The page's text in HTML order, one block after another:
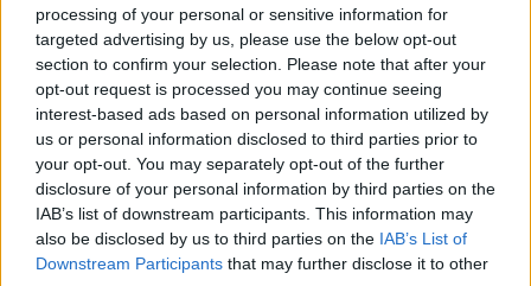
processing of your personal or sensitive information for
targeted advertising by us, please use the below opt-out
section to confirm your selection. Please note that after your
opt-out request is processed you may continue seeing
interest-based ads based on personal information utilized by
us or personal information disclosed to third parties prior to
your opt-out. You may separately opt-out of the further
disclosure of your personal information by third parties on the
IAB’s list of downstream participants. This information may
also be disclosed by us to third parties on the IAB’s List of
Downstream Participants that may further disclose it to other